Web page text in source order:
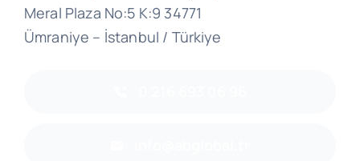
Meral Plaza No:5 K:9 34771
Ümraniye – İstanbul / Türkiye